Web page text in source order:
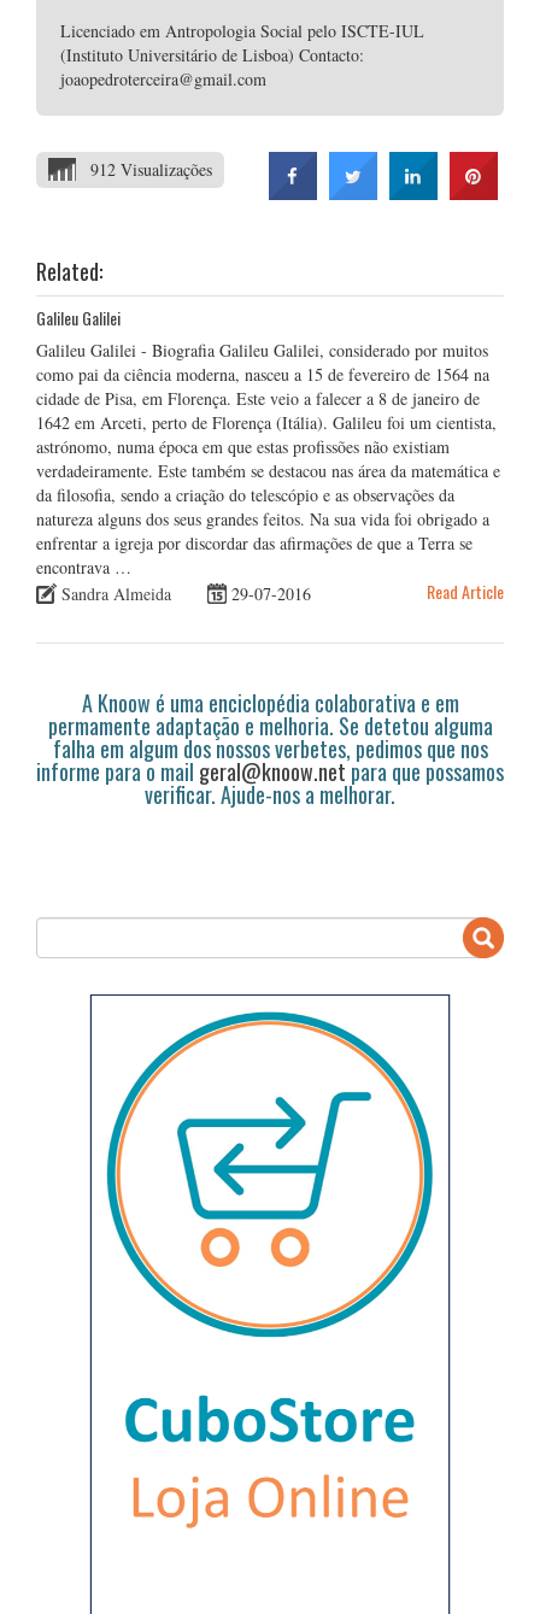
Licenciado em Antropologia Social pelo ISCTE-IUL
(Instituto Universitário de Lisboa) Contacto:
joaopedroterceira@gmail.com
912 Visualizações
Related:
Galileu Galilei
Galileu Galilei - Biografia Galileu Galilei, considerado por muitos
como pai da ciência moderna, nasceu a 15 de fevereiro de 1564 na
cidade de Pisa, em Florença. Este veio a falecer a 8 de janeiro de
1642 em Arceti, perto de Florença (Itália). Galileu foi um cientista,
astrónomo, numa época em que estas profissões não existiam
verdadeiramente. Este também se destacou nas área da matemática e
da filosofia, sendo a criação do telescópio e as observações da
natureza alguns dos seus grandes feitos. Na sua vida foi obrigado a
enfrentar a igreja por discordar das afirmações de que a Terra se
encontrava …
Sandra Almeida
29-07-2016 Read Article
A Knoow é uma enciclopédia colaborativa e em
permamente adaptação e melhoria. Se detetou alguma
falha em algum dos nossos verbetes, pedimos que nos
informe para o mail geral@knoow.netpara que possamos
verificar. Ajude-nos a melhorar.